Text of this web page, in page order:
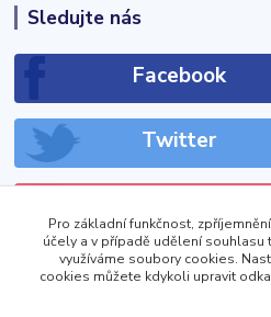
Sledujte nás
Facebook
Twitter
Pro základní funkčnost,
účely a v případě udělení
využíváme soubory cookies.
cookies můžete kdykoli upravit